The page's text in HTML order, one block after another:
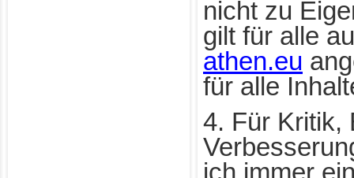
nicht zu
gilt für alle
athen.eu
für alle
4. Für Kritik,